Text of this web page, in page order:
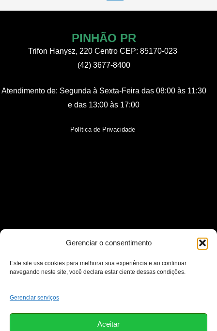
Gerenciar o consentimento
Este site usa cookies para melhorar sua experiência e ao continuar
navegando neste site, você declara estar ciente dessas condições.
Gerenciar serviços
Aceitar
deferidas
de
PINHÃO PR
Trifon Hanysz, 220 Centro CEP: 85170-023
(42) 3677-8400
Atendimento de: Segunda à Sexta-Feira das 08:00 às 11:30
e das 13:00 às 17:00
Política de Privacidade